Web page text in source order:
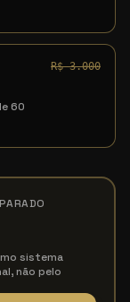
60
R$ 3.000
sistema
não pelo